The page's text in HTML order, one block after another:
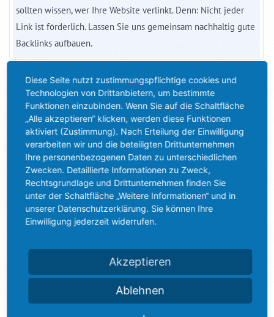
sollten wissen, wer Ihre Website verlinkt. Denn: Nicht jeder
Link ist förderlich. Lassen Sie uns gemeinsam nachhaltig gute
Backlinks aufbauen.
UNSERE KONTAKTDATEN
Blue Concept GmbH
Diese Seite nutzt zustimmungspflichtige cookies und
Technologien von Drittanbietern, um bestimmte
Funktionen einzubinden. Wenn Sie auf die Schaltfläche
„Alle akzeptieren“ klicken, werden diese Funktionen
aktiviert (Zustimmung). Nach Erteilung der Einwilligung
verarbeiten wir und die beteiligten Drittunternehmen
Ihre personenbezogenen Daten zu unterschiedlichen
Zwecken. Detaillierte Informationen zu Zweck,
Rechtsgrundlage und Drittunternehmen finden Sie
unter der Schaltfläche „Weitere Informationen“ und in
unserer Datenschutzerklärung. Sie können Ihre
Einwilligung jederzeit widerrufen.
Akzeptieren
Ablehnen